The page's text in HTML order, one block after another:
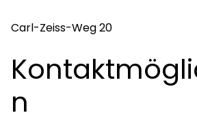
Carl-Zeiss-Weg 20
n